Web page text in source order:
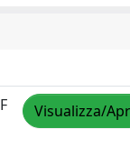
Visualizza/